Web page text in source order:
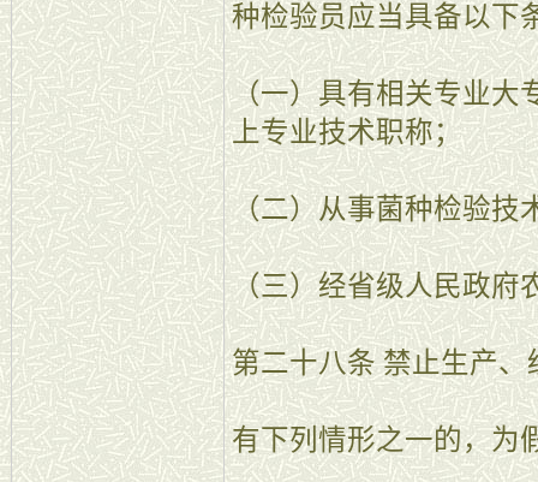
种检验员应当具备以下
（一）具有相关专业大
上专业技术职称；
（二）从事菌种检验技
（三）经省级人民政府
第二十八条 禁止生产
有下列情形之一的，为